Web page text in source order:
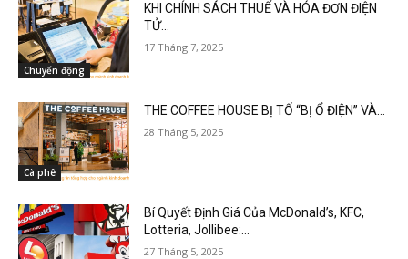
Chuyển động
KHI CHÍNH SÁCH THUẾ VÀ HÓA ĐƠN ĐIỆN
TỬ...
17 Tháng 7, 2025
Cà phê
THE COFFEE HOUSE BỊ TỐ “BỊ Ổ ĐIỆN” VÀ...
28 Tháng 5, 2025
Bí Quyết Định Giá Của McDonald’s, KFC,
Lotteria, Jollibee:...
27 Tháng 5, 2025